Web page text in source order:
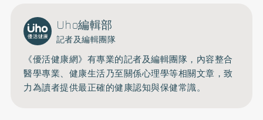
Uho編輯部
記者及編輯團隊
《優活健康網》有專業的記者及編輯團隊，內容整合
醫學專業、健康生活乃至關係心理學等相關文章，致
力為讀者提供最正確的健康認知與保健常識。